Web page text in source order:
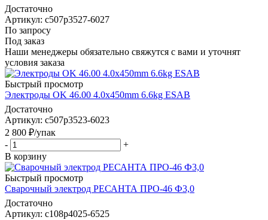
Достаточно
Артикул: c507p3527-6027
По запросу
Под заказ
Наши менеджеры обязательно свяжутся с вами и уточнят
условия заказа
Быстрый просмотр
Электроды OK 46.00 4.0x450mm 6.6kg ESAB
Достаточно
Артикул: c507p3523-6023
2 800 ₽/упак
-
+
В корзину
Быстрый просмотр
Сварочный электрод РЕСАНТА ПРО-46 Ф3,0
Достаточно
Артикул: c108p4025-6525